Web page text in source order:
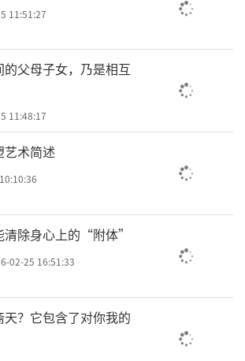
11:51:27
父母子女，乃是相互
11:48:17
艺术简述
清除身心上的“附体”
02-25 16:51:33
？它包含了对你我的